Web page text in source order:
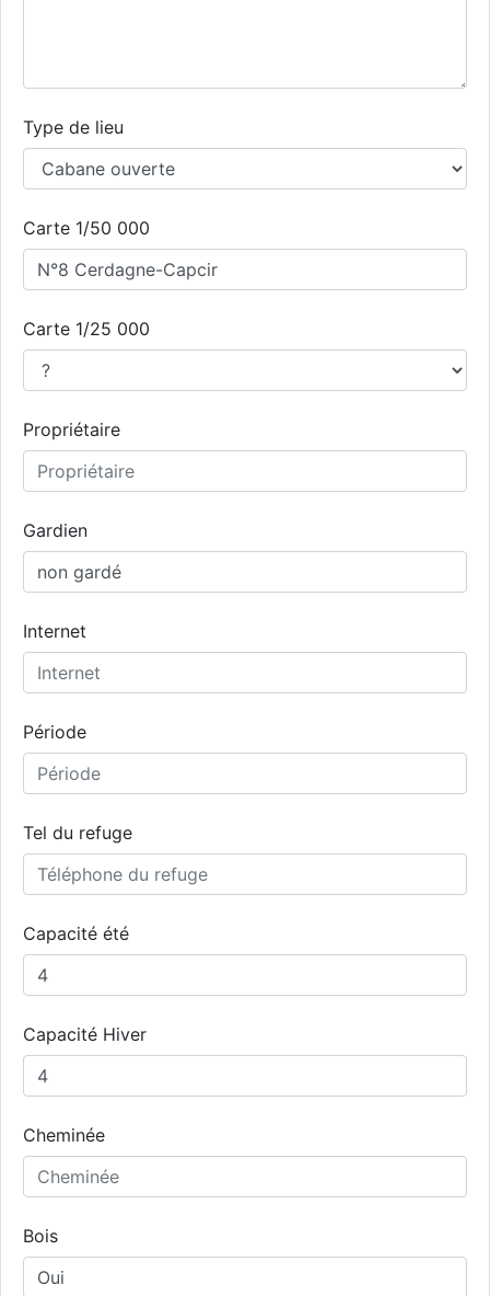
Type de lieu
Carte 1/50 000
Carte 1/25 000
Propriétaire
Gardien
Internet
Période
Tel du refuge
Capacité été
Capacité Hiver
Cheminée
Bois